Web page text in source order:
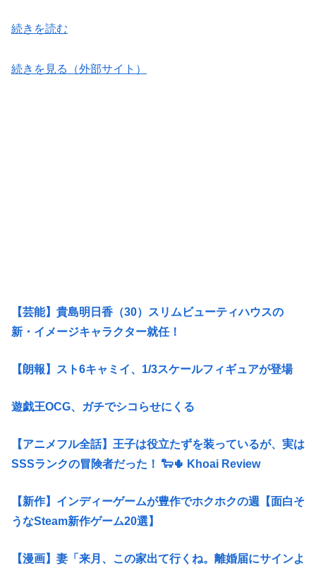
続きを読む
続きを見る（外部サイト）
【芸能】貴島明日香（30）スリムビューティハウスの
新・イメージキャラクター就任！
【朗報】スト6キャミイ、1/3スケールフィギュアが登場
遊戯王OCG、ガチでシコらせにくる
【アニメフル全話】王子は役立たずを装っているが、実は
SSSランクの冒険者だった！ 🐑🌵 Khoai Review
【新作】インディーゲームが豊作でホクホクの週【面白そ
うなSteam新作ゲーム20選】
【漫画】妻「来月、この家出て行くね。離婚届にサインよ